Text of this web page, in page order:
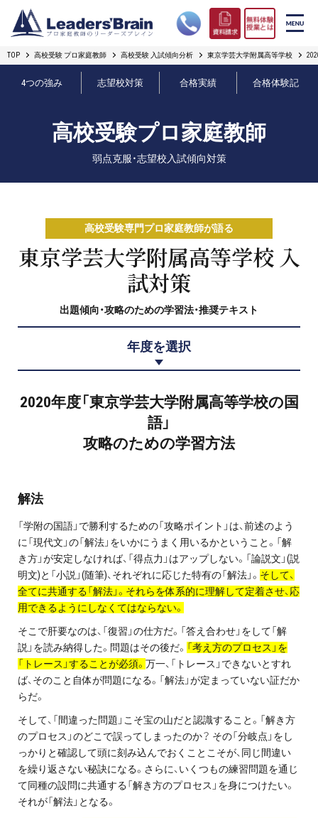
リーダーズブレインの強み
プロ教師紹介
無料体験授業とは
プロ家庭教師の英検®対策
費用について
お申込みの流れ
よくある質問
インフォメーション
会社概要
採用情報
プライバシーポリシー
免責事項・著作権等
TOP 高校受験 プロ家庭教師 高校受験 入試傾向分析 東京学芸大学附属高等学校
4つの強み 志望校対策 合格実績 合格体験記
高校受験プロ家庭教師
弱点克服・志望校入試傾向対策
高校受験専門プロ家庭教師が語る
東京学芸大学附属高等学校 入
試対策
出題傾向・攻略のための学習法・推奨テキスト
年度を選択
2020年度「東京学芸大学附属高等学校の国
語」
攻略のための学習方法
解法
「学附の国語」で勝利するための「攻略ポイント」は、前述のよう
に「現代文」の「解法」をいかにうまく用いるかということ。「解
き方」が安定しなければ、「得点力」はアップしない。「論説文」(説
明文)と「小説」(随筆)、それぞれに応じた特有の「解法」。 そして、
全てに共通する「解法」。それらを体系的に理解して定着させ、応
用できるようにしなくてはならない。
そこで肝要なのは、「復習」の仕方だ。「答え合わせ」をして「解
説」を読み納得した。問題はその後だ。 「考え方のプロセス」を
「トレース」することが必須。 万一、「トレース」できないとすれ
ば、そのこと自体が問題になる。「解法」が定まっていない証だか
らだ。
そして、「間違った問題」こそ宝の山だと認識すること。「解き方
のプロセス」のどこで誤ってしまったのか？ その「分岐点」をし
っかりと確認して頭に刻み込んでおくことこそが、同じ間違い
を繰り返さない秘訣になる。さらに、いくつもの練習問題を通じ
て同種の設問に共通する「解き方のプロセス」を身につけたい。
それが「解法」となる。